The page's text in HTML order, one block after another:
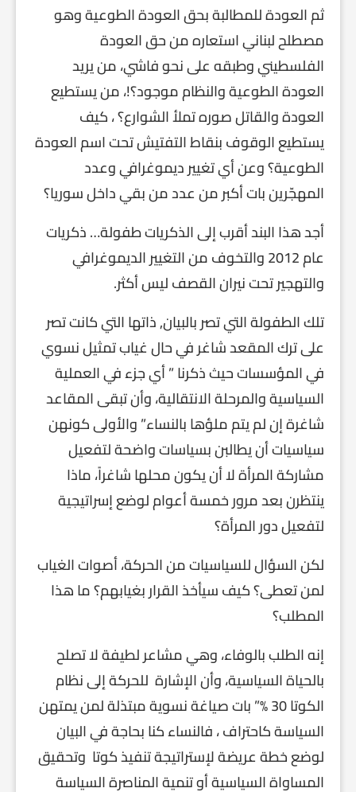
ثم العودة للمطالبة بحق العودة الطوعية وهو
مصطلح لبناني استعاره من حق العودة
الفلسطيني وطبقه على نحو فاشي، من يريد
العودة الطوعية والنظام موجود؟!، من يستطيع
العودة والقاتل صوره تملأ الشوارع؟ ، كيف
يستطيع الوقوف بنقاط التفتيش تحت اسم العودة
الطوعية؟ وعن أي تغيير ديموغرافي وعدد
المهجّرين بات أكبر من عدد من بقي داخل سوريا؟
أجد هذا البند أقرب إلى الذكريات طفولة… ذكريات
عام 2012 والتخوف من التغيير الديموغرافي
والتهجير تحت نيران القصف ليس أكثر.
تلك الطفولة التي تصر بالبيان, ذاتها التي كانت تصر
على ترك المقعد شاغر في حال غياب تمثيل نسوي
في المؤسسات حيث ذكرنا ” أي جزء في العملية
السياسية والمرحلة الانتقالية، وأن تبقى المقاعد
شاغرة إن لم يتم ملؤها بالنساء” والأولى كونهن
سياسيات أن يطالبن بسياسات واضحة لتفعيل
مشاركة المرأة لا أن يكون محلها شاغراً، ماذا
ينتظرن بعد مرور خمسة أعوام لوضع إسراتيجية
لتفعيل دور المرأة؟
لكن السؤال للسياسيات من الحركة، أصوات الغياب
لمن تعطى؟ كيف سيأخذ القرار بغيابهم؟ ما هذا
المطلب؟
إنه الطلب بالوفاء، وهي مشاعر لطيفة لا تصلح
بالحياة السياسية، وأن الإشارة للحركة إلى نظام
الكوتا 30 %” بات صياغة نسوية مبتذلة لمن يمتهن
السياسة كاحتراف ، فالنساء كنا بحاجة في البيان
لوضع خطة عريضة لإستراتيجة تنفيذ كوتا وتحقيق
المساواة السياسية أو تنمية المناصرة السياسة